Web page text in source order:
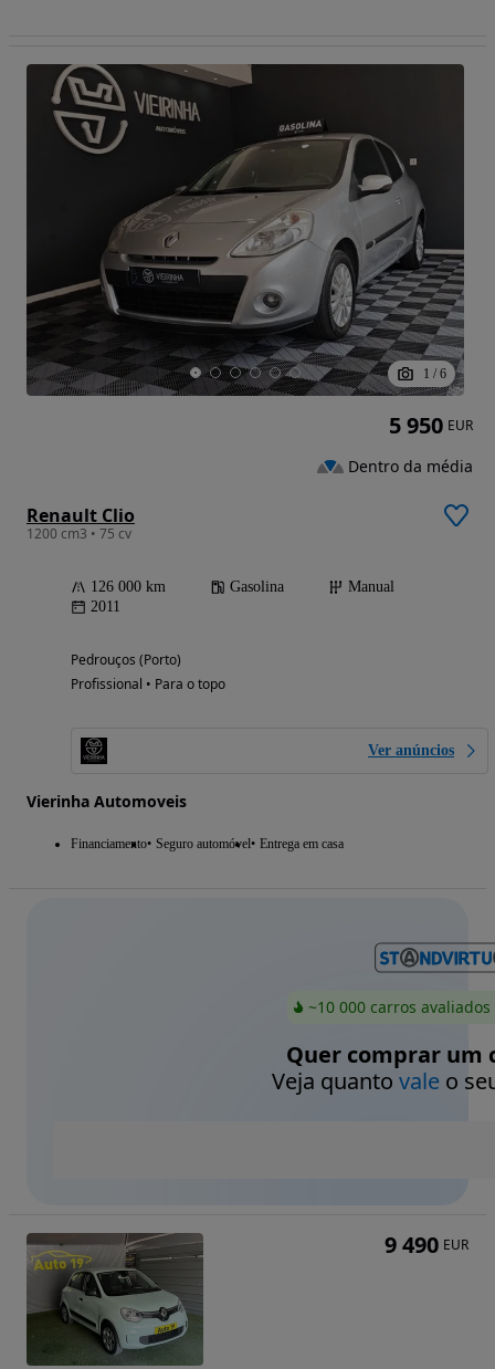
1 / 6
Renault Clio
1200 cm3 • 75 cv
126 000 km Gasolina
Manual
2011
Pedrouços (Porto)
Profissional • Para o topo
Ver anúncios
Vierinha Automoveis
Financiamento Seguro automóvel Entrega em casa
5 950 EUR
Dentro da média
~10 000 carros
Quer comprar um
Veja quanto valeo
9 490 EUR